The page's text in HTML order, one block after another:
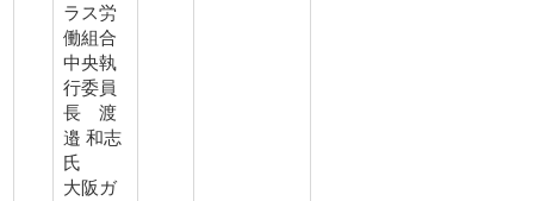
ラス労
働組合
中央執
行委員
長 渡
邉 和志
氏
大阪ガ